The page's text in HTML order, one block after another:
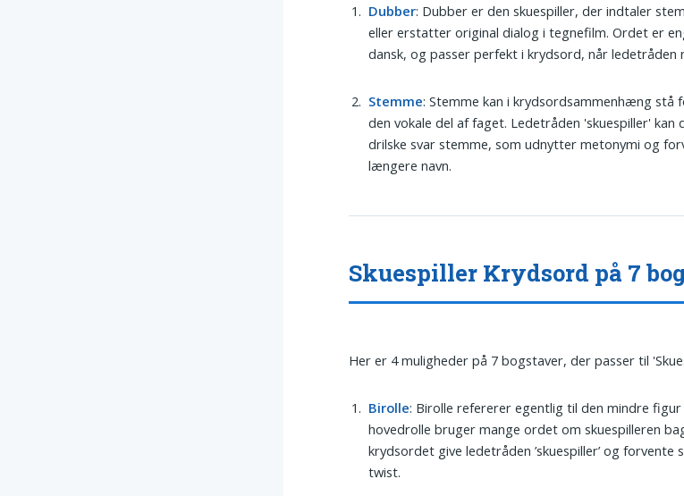
Dubber: Dubber er den skuespiller, der indtaler
eller erstatter original dialog i tegnefilm. Ordet er
dansk, og passer perfekt i krydsord, når ledetråden
Stemme: Stemme kan i krydsordsammenhæng stå
den vokale del af faget. Ledetråden 'skuespiller'
drilske svar stemme, som udnytter metonymi og
længere navn.
Skuespiller Krydsord på 7
Her er 4 muligheder på 7 bogstaver, der passer til
Birolle: Birolle refererer egentlig til den mindre
hovedrolle bruger mange ordet om skuespilleren
krydsordet give ledetråden ’skuespiller’ og
twist.